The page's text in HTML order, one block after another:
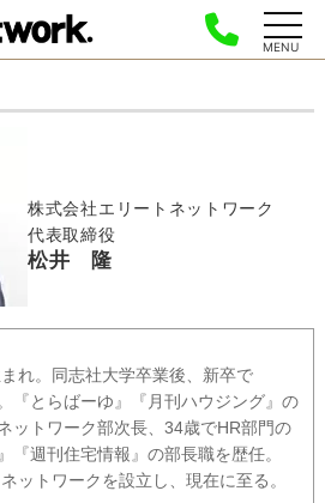
MENU
株式会社エリートネットワーク
代表取締役
松井 隆
れ。同志社大学卒業後、新卒で
『とらばーゆ』『月刊ハウジング』の
ットワーク部次長、34歳でHR部門の
『週刊住宅情報』の部長職を歴任。
ットワークを設立し、現在に至る。